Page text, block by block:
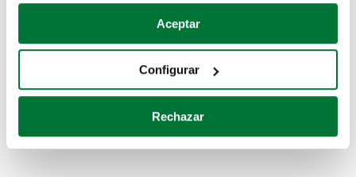
Si lo permite, también quisiéramos:
Recopilar información sobre su ubicación geográfica
Identificar su dispositivo analizándolo activamente
para buscar características específicas (huellas
Obtenga más información sobre cómo se procesan sus
Aceptar
Configurar
Rechazar
Coches de segunda mano
Coches de km0